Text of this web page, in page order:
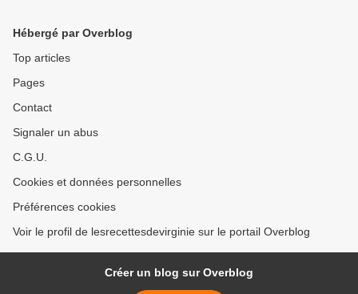
Hébergé par Overblog
Top articles
Pages
Contact
Signaler un abus
C.G.U.
Cookies et données personnelles
Préférences cookies
Voir le profil de lesrecettesdevirginie sur le portail Overblog
Créer un blog sur Overblog